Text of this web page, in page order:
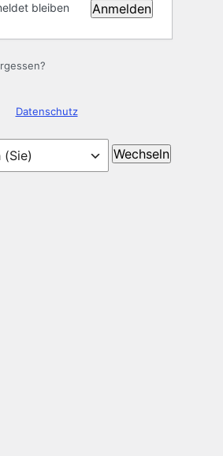
bleiben
Datenschutz